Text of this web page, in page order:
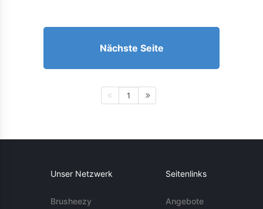
Nächste Seite
1
Unser Netzwerk
Brusheezy
Seitenlinks
Angebote